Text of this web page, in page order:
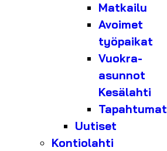
Matkailu
Avoimet
työpaikat
Vuokra-
asunnot
Kesälahti
Tapahtumat
Uutiset
Kontiolahti